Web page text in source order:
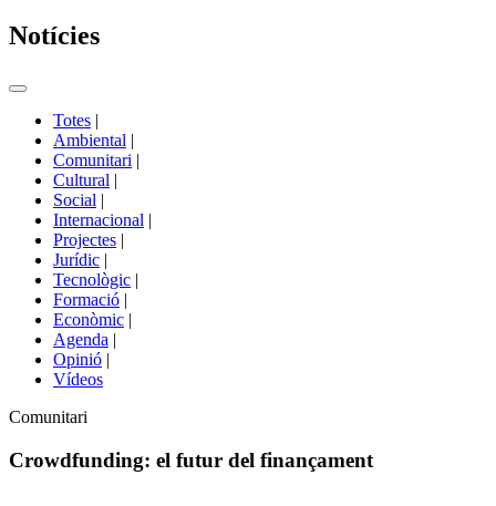
Notícies
Commutador
portals
Totes |
Ambiental |
Comunitari |
Cultural |
Social |
Internacional |
Projectes |
Jurídic |
Tecnològic |
Formació |
Econòmic |
Agenda |
Opinió |
Vídeos
Àmbit
la
Comunitari
Crowdfunding: el futur del finançament